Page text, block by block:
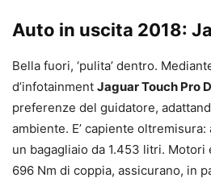
Auto in uscita 2018:
Bella fuori, ‘pulita’ dentro.
d’infotainment Jaguar Touch Pro
preferenze del guidatore,
ambiente. E’ capiente
un bagagliaio da 1.453 litri. Motori
696 Nm di coppia, assicurano, in